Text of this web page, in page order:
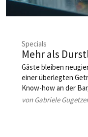
Specials
Mehr als
Gäste bleiben
einer überlegten
Know-how an der
umsatzbringend
von Gabriele Gugetzer